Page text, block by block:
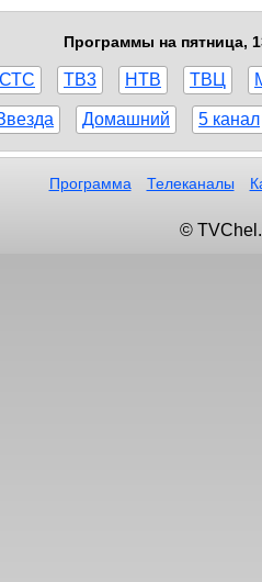
Программы на пятница,
СТС ТВ3 НТВ ТВЦ
Домашний 5 канал
Программа Телеканалы
©